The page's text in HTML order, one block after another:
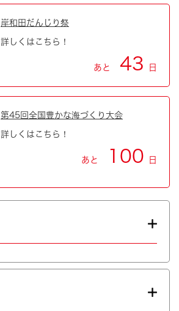
岸和田だんじり祭
詳しくはこちら！
あと 43 日
第45回全国豊かな海づくり大会
詳しくはこちら！
あと 100 日